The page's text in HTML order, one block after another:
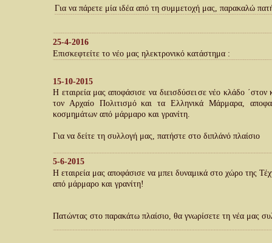
25-4-2016
Επισκεφτείτε το νέο μας ηλεκτρονικό κατάστημα :
15-10-2015
Η εταιρεία μας αποφάσισε να διεισδύσει σε νέο κλάδο ΄στον
τον Αρχαίο Πολιτισμό και τα Ελληνικά Μάρμαρα,
κοσμημάτων από μάρμαρο και γρανίτη.
Για να δείτε τη συλλογή μας, πατήστε στο διπλάνό πλαίσιο
5-6-2015
Η εταιρεία μας αποφάσισε να μπει δυναμικά στο χώρο της
από μάρμαρο και γρανίτη!
Πατώντας στο παρακάτω πλαίσιο, θα γνωρίσετε τη νέα μας
Για να πάρετε μία ιδέα από τη συμμετοχή μας, παρακαλώ